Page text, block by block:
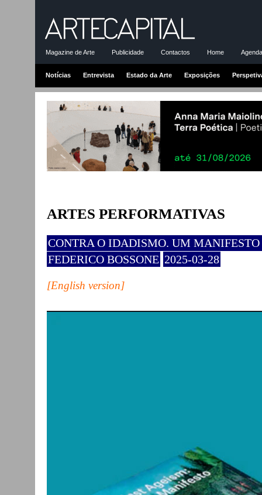
Magazine de Arte Publicidade Contactos Home
Notícias Entrevista Estado da Arte Exposições
ARTES PERFORMATIVAS
CONTRA O IDADISMO. UM MANIFESTO
FEDERICO BOSSONE 2025-03-28
[English version]